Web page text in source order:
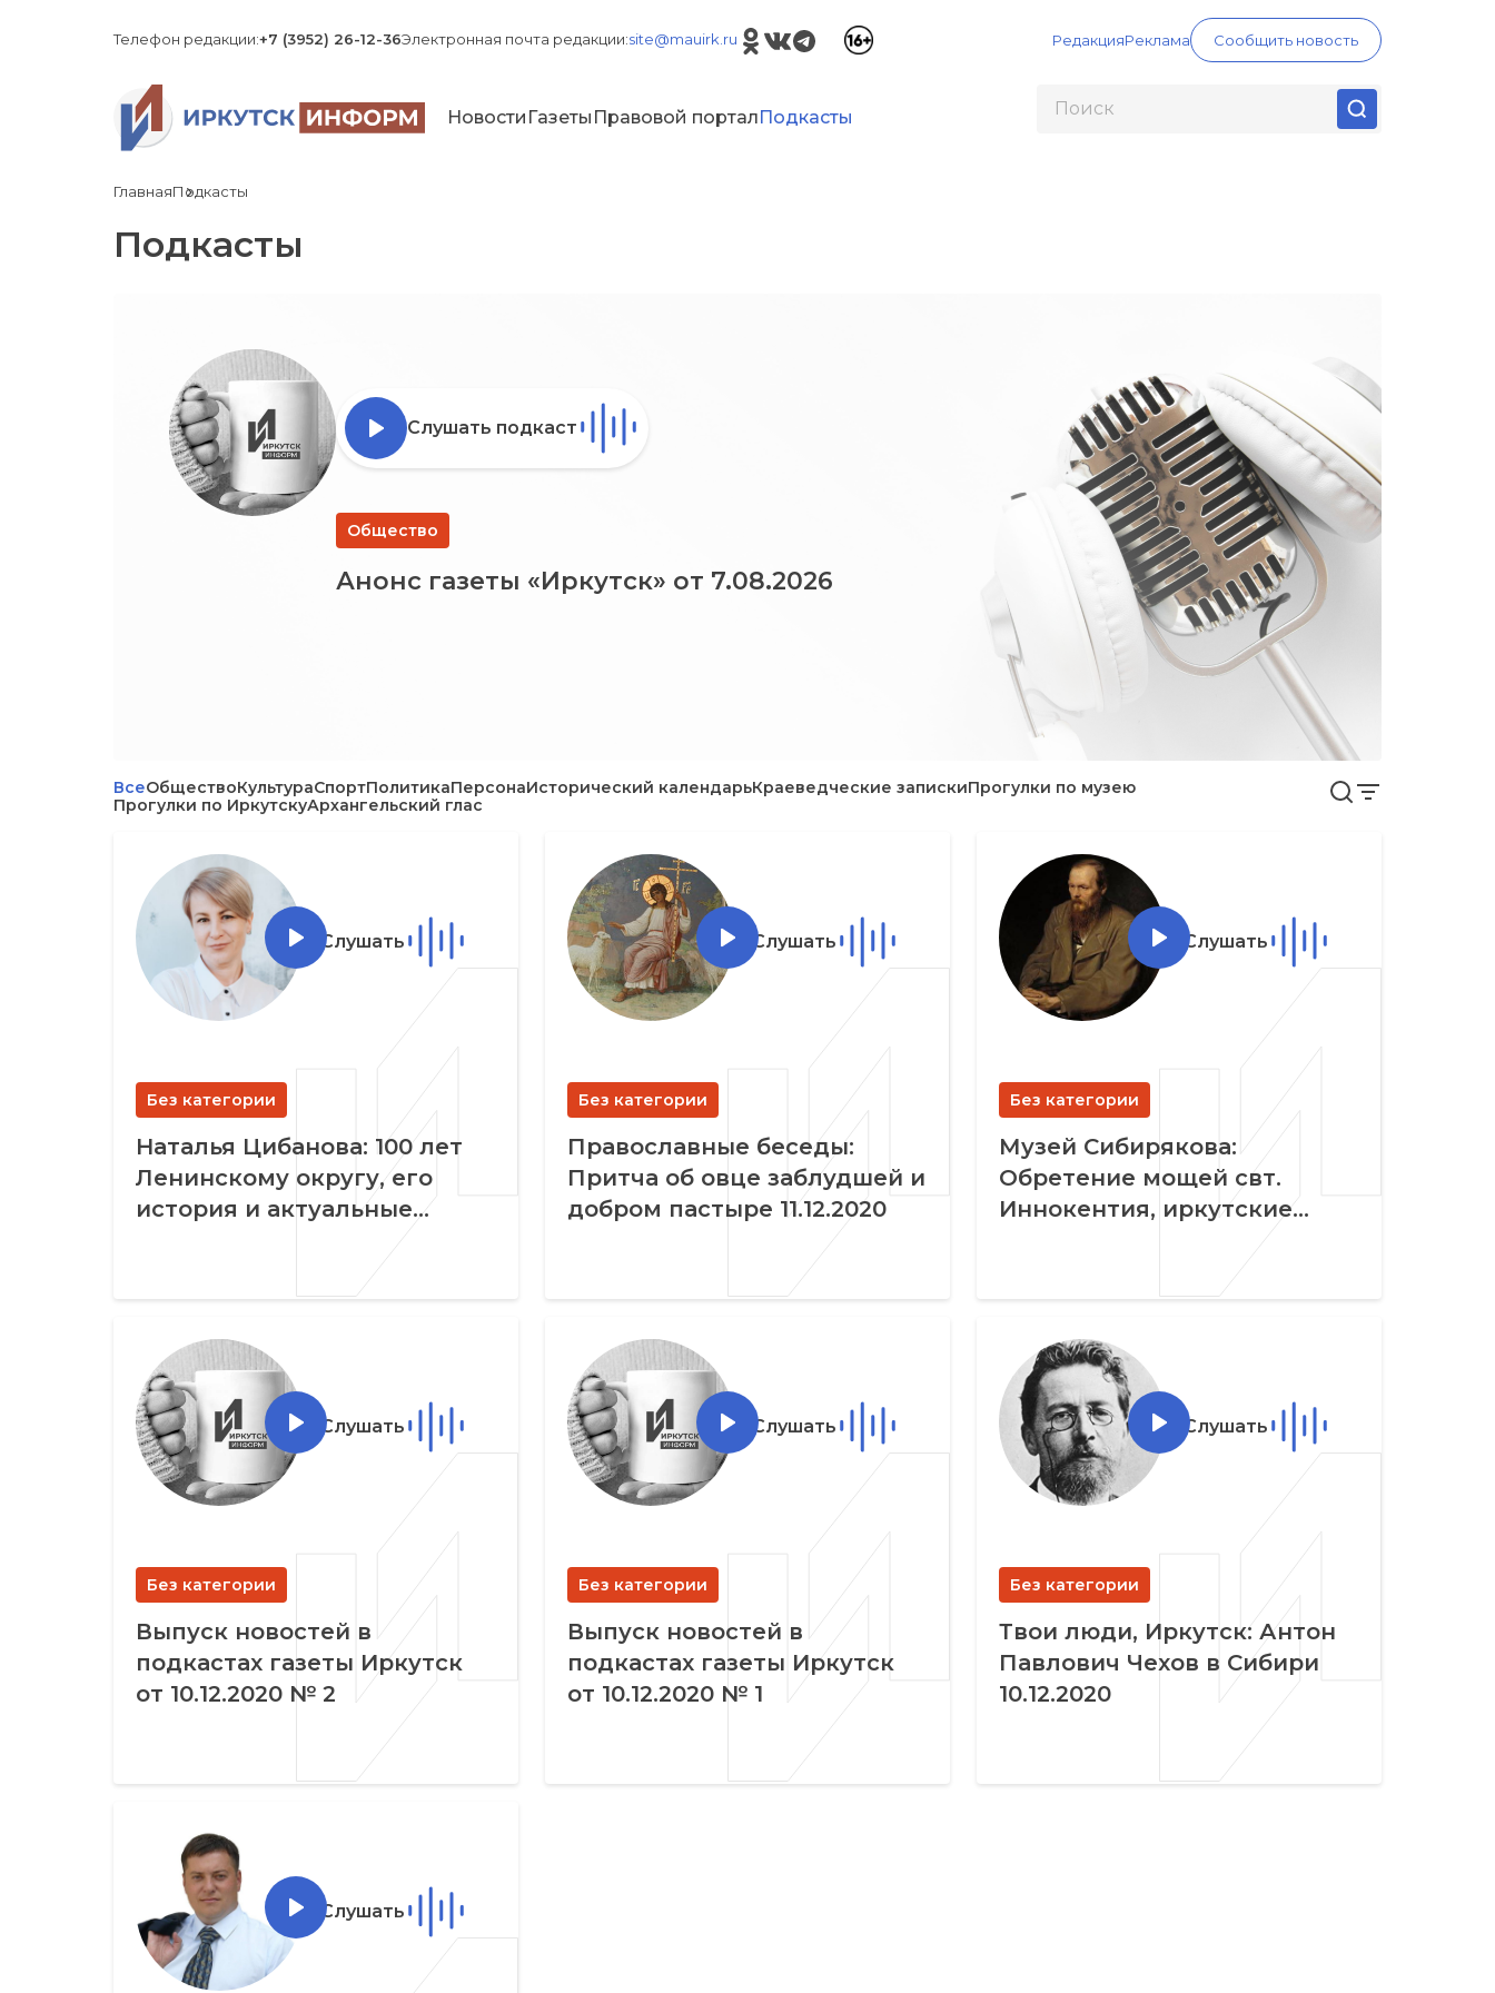
Телефон редакции:+7 (3952) 26-12-36Электронная почта редакции:site@mauirk.ru РедакцияРеклама Сообщить новость
Новости Газеты Правовой портал Подкасты
ГлавнаяПодкасты
Подкасты
Слушать подкаст
Общество
Анонс газеты «Иркутск» от 7.08.2026
ВсеОбществоКультураСпортПолитикаПерсонаИсторический календарьКраеведческие запискиПрогулки по музею
Прогулки по ИркутскуАрхангельский глас
Слушать
Без категории
Наталья Цибанова: 100 лет
Ленинскому округу, его
история и актуальные
Слушать
Без категории
Православные беседы:
Притча об овце заблудшей и
добром пастыре 11.12.2020
Слушать
Без категории
Музей Сибирякова:
Обретение мощей свт.
Иннокентия, иркутские
и новогодние мероприятия
Слушать
Без категории
Выпуск новостей в
подкастах газеты Иркутск
от 10.12.2020 № 2
Слушать
Без категории
Выпуск новостей в
подкастах газеты Иркутск
от 10.12.2020 № 1
Слушать
Без категории
Твои люди, Иркутск: Антон
Павлович Чехов в Сибири
10.12.2020
Слушать